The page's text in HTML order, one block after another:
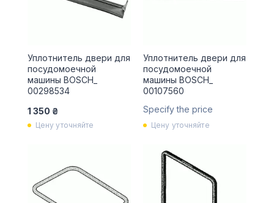
Уплотнитель двери для
посудомоечной
машины BOSCH_
00298534
1 350 ₴
Цену уточняйте
Уплотнитель двери для
посудомоечной
машины BOSCH_
00107560
Specify the price
Цену уточняйте